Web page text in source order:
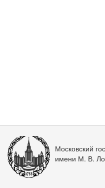
Московский
имени М. В.